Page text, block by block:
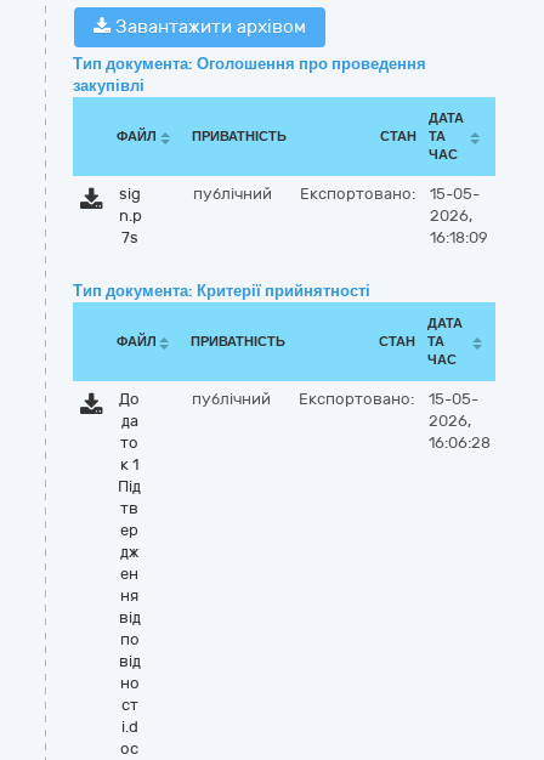
Завантажити архівом
Тип документа: Оголошення про проведення
закупівлі
ФАЙЛ ПРИВАТНІСТЬ СТАН
ДАТА
ТА
ЧАС
sig
n.p
7s
публічний Експортовано:
15-05-
2026,
16:18:09
Тип документа: Критерії прийнятності
ФАЙЛ ПРИВАТНІСТЬ СТАН
ДАТА
ТА
ЧАС
До
да
то
к 1
Під
тв
ер
дж
ен
ня
від
по
від
но
ст
і.d
oc
публічний Експортовано:
15-05-
2026,
16:06:28